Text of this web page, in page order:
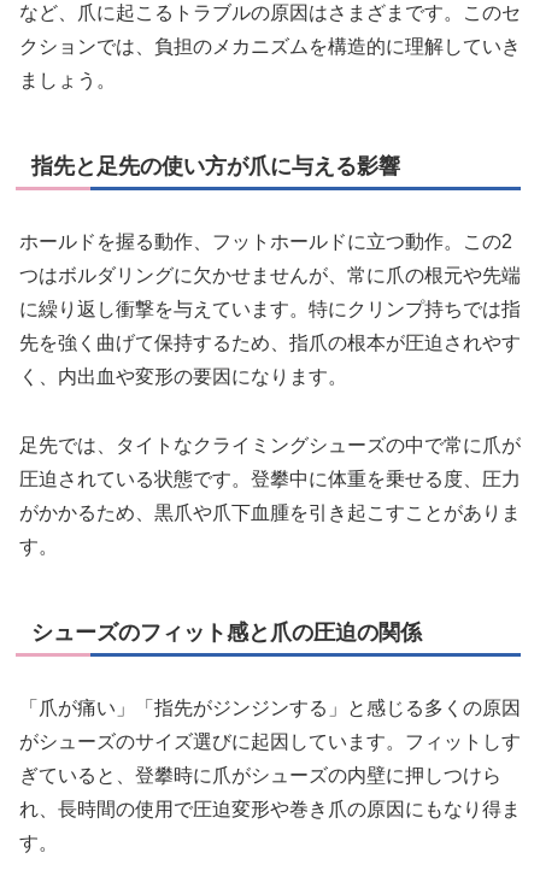
など、爪に起こるトラブルの原因はさまざまです。このセ
クションでは、負担のメカニズムを構造的に理解していき
ましょう。
指先と足先の使い方が爪に与える影響
ホールドを握る動作、フットホールドに立つ動作。この2
つはボルダリングに欠かせませんが、常に爪の根元や先端
に繰り返し衝撃を与えています。特にクリンプ持ちでは指
先を強く曲げて保持するため、指爪の根本が圧迫されやす
く、内出血や変形の要因になります。
足先では、タイトなクライミングシューズの中で常に爪が
圧迫されている状態です。登攀中に体重を乗せる度、圧力
がかかるため、黒爪や爪下血腫を引き起こすことがありま
す。
シューズのフィット感と爪の圧迫の関係
「爪が痛い」「指先がジンジンする」と感じる多くの原因
がシューズのサイズ選びに起因しています。フィットしす
ぎていると、登攀時に爪がシューズの内壁に押しつけら
れ、長時間の使用で圧迫変形や巻き爪の原因にもなり得ま
す。